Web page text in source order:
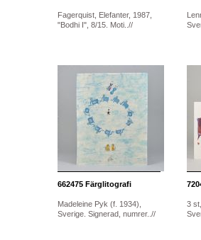
Fagerquist, Elefanter, 1987,
"Bodhi I", 8/15. Moti..//
662475 Färglitografi
Madeleine Pyk (f. 1934),
Sverige. Signerad, numrer..//
3